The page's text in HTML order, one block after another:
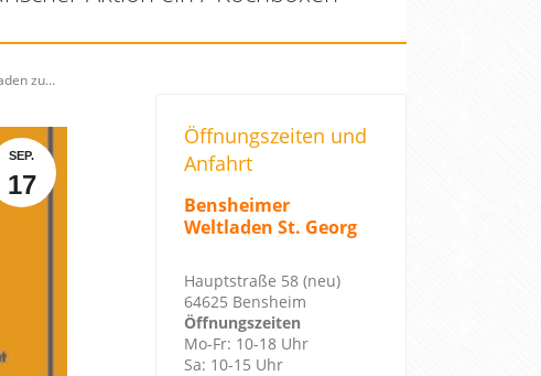
zu…
SEP.
17
Öffnungszeiten und
Anfahrt
Bensheimer
Weltladen St. Georg
Hauptstraße 58 (neu)
64625 Bensheim
Öffnungszeiten
Mo-Fr: 10-18 Uhr
Sa: 10-15 Uhr